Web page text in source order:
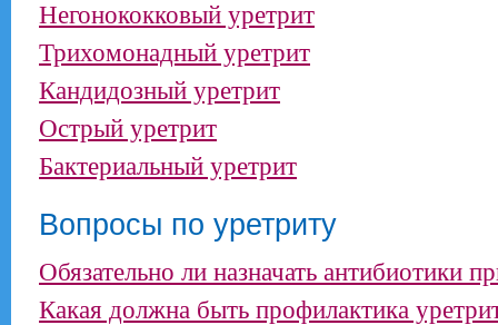
Негонококковый уретрит
Трихомонадный уретрит
Кандидозный уретрит
Острый уретрит
Бактериальный уретрит
Вопросы по уретриту
Обязательно ли назначать антибиотики
Какая должна быть профилактика